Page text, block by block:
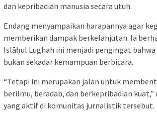
dan kepribadian manusia secara utuh.
Endang menyampaikan harapannya agar
memberikan dampak berkelanjutan. Ia
Islāḥul Lughah ini menjadi pengingat
bukan sekadar kemampuan berbicara.
“Tetapi ini merupakan jalan untuk
berilmu, beradab, dan berkepribadian kuat,”
yang aktif di komunitas jurnalistik tersebut.